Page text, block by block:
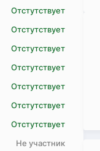
Отстутствует
Отстутствует
Отстутствует
Отстутствует
Отстутствует
Отстутствует
Отстутствует
Не участник